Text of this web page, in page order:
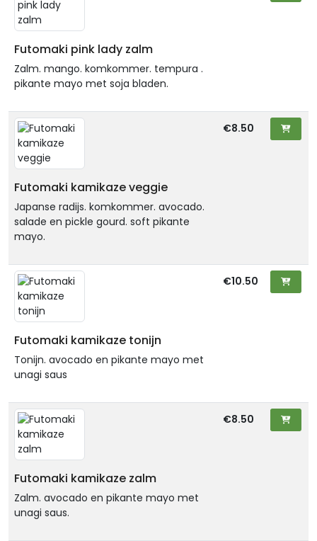
Futomaki pink lady zalm
Zalm. mango. komkommer. tempura .
pikante mayo met soja bladen.
Futomaki kamikaze veggie
Japanse radijs. komkommer. avocado.
salade en pickle gourd. soft pikante
mayo.
€8.50
Futomaki kamikaze tonijn
Tonijn. avocado en pikante mayo met
unagi saus
€10.50
Futomaki kamikaze zalm
Zalm. avocado en pikante mayo met
unagi saus.
€8.50